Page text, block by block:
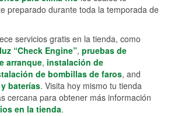
preparado durante toda la temporada de
servicios gratis en la tienda, como
“Check Engine”, pruebas de
arranque, instalación de
de bombillas de faros, and
baterías. Visita hoy mismo tu tienda
cercana para obtener más información
en la tienda.